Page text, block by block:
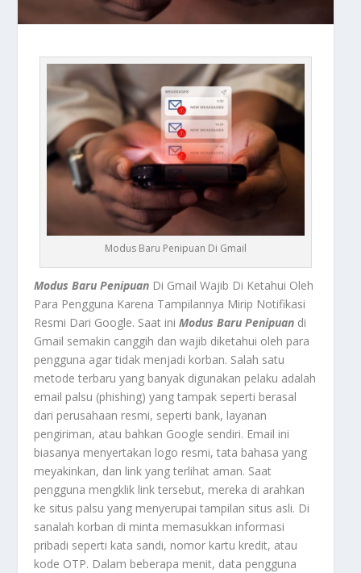
Modus Baru Penipuan Di Gmail
Modus Baru Penipuan Di Gmail Wajib Di Ketahui Oleh
Para Pengguna Karena Tampilannya Mirip Notifikasi
Resmi Dari Google. Saat iniModus Baru Penipuan di
Gmail semakin canggih dan wajib diketahui oleh para
pengguna agar tidak menjadi korban. Salah satu
metode terbaru yang banyak digunakan pelaku adalah
email palsu (phishing) yang tampak seperti berasal
dari perusahaan resmi, seperti bank, layanan
pengiriman, atau bahkan Google sendiri. Email ini
biasanya menyertakan logo resmi, tata bahasa yang
meyakinkan, dan link yang terlihat aman. Saat
pengguna mengklik link tersebut, mereka di arahkan
ke situs palsu yang menyerupai tampilan situs asli. Di
sanalah korban di minta memasukkan informasi
pribadi seperti kata sandi, nomor kartu kredit, atau
kode OTP. Dalam beberapa menit, data pengguna